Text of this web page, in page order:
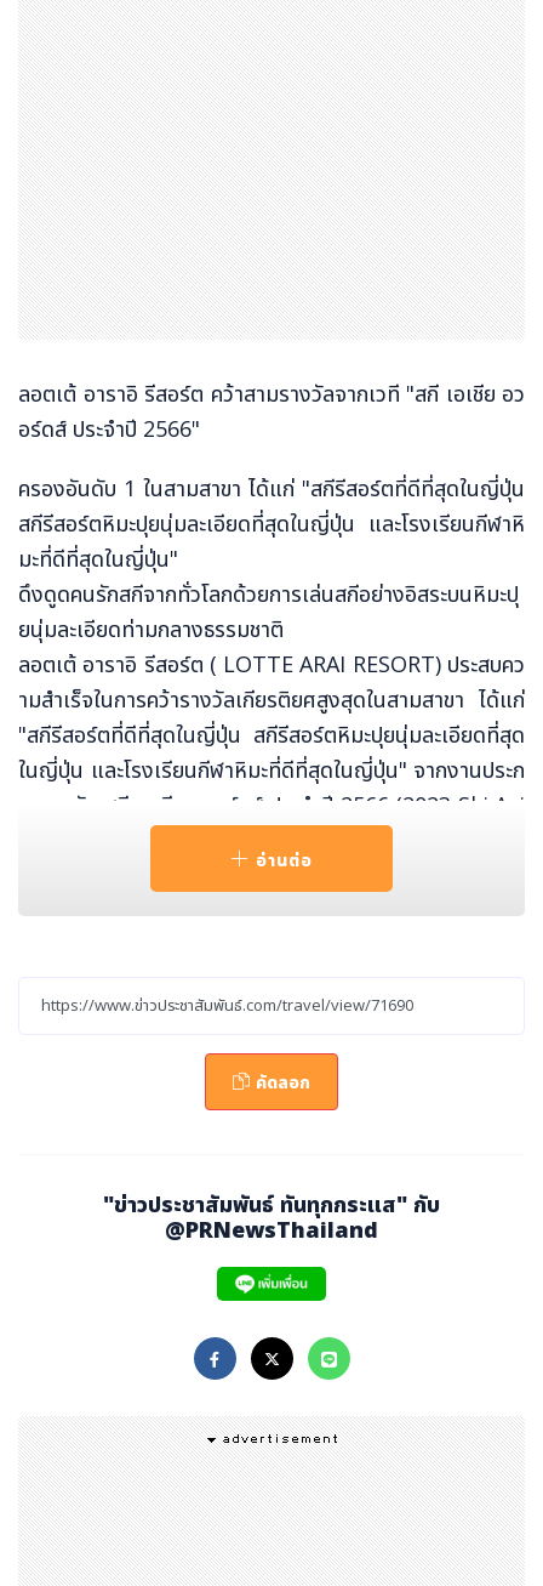
ลอตเต้ อาราอิ รีสอร์ต คว้าสามรางวัลจากเวที "สกี เอเชีย อว
อร์ดส์ ประจำปี 2566"
ครองอันดับ 1 ในสามสาขา ได้แก่ "สกีรีสอร์ตที่ดีที่สุดในญี่ปุ่น
สกีรีสอร์ตหิมะปุยนุ่มละเอียดที่สุดในญี่ปุ่น และโรงเรียนกีฬาหิ
มะที่ดีที่สุดในญี่ปุ่น"
ดึงดูดคนรักสกีจากทั่วโลกด้วยการเล่นสกีอย่างอิสระบนหิมะปุ
ยนุ่มละเอียดท่ามกลางธรรมชาติ
ลอตเต้ อาราอิ รีสอร์ต ( LOTTE ARAI RESORT) ประสบคว
ามสำเร็จในการคว้ารางวัลเกียรติยศสูงสุดในสามสาขา ได้แก่
"สกีรีสอร์ตที่ดีที่สุดในญี่ปุ่น สกีรีสอร์ตหิมะปุยนุ่มละเอียดที่สุด
ในญี่ปุ่น และโรงเรียนกีฬาหิมะที่ดีที่สุดในญี่ปุ่น" จากงานประก
าศรางวัล สกี เอเชีย อวอร์ดส์ ประจำปี 2566 (2023 Ski Asi
รางวัล สกี เอเชีย อวอร์ดส์ จัดขึ้นเป็นปีที่สี่ในปี 2566 โดย "ส
นักสกีและนักสโนว์บอร์ดเท่านั้น
ในการประกาศรางวัลปีนี้ ลอตเต้ อาราอิ รีสอร์ต กลับมาทวงต
ำแหน่งสกีรีสอร์ตที่ดีที่สุดในญี่ปุ่นได้สำเร็จ ส่วนในสาขาสกีรี
าวมาตั้งแต่มีการมอบรางวัลครั้งแรกในปี 2562 ซึ่งตอกย้ำตำ
แหน่งสกีรีสอร์ตที่ได้รับการยอมรับจากทั่วโลก
ลอตเต้ อาราอิ รีสอร์ต ตั้งอยู่บนภูเขาโอเคนาชิ ในจังหวัดนีงะ
ตะ ประเทศญี่ปุ่น เป็นสถานที่ที่มีหิมะปุยนุ่มละเอียดและมีปริมา
ณหิมะตกมากที่สุดในญี่ปุ่น
ด้วยลานสกีขนาดใหญ่กินพื้นที่ 15.7 ล้านตารางเมตร ซึ่งประ
กอบด้วย 14 สกีคอร์ส และพื้นที่เล่นสกีอิสระ นักสกีทุกคนตั้งแ
ต่ระดับเริ่มต้นไปจนถึงระดับสูงสามารถเล่นสกีได้อย่างเต็มที่ต
ามระดับทักษะของตนเอง นอกจากนั้นยังมี สโนว์สคูล (Snow
School) เพื่อให้มือใหม่สามารถเรียนรู้พื้นฐานการเล่นสกีอย่า
อ่านต่อ
คัดลอก
"ข่าวประชาสัมพันธ์ ทันทุกกระแส" กับ
@PRNewsThailand